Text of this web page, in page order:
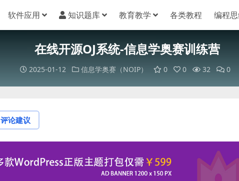
软件应用 知识题库 教育教学 各类教程 编程
在线开源OJ系统-信息学奥赛训练营
2025-01-12 信息学奥赛（NOIP） 0 0 32 0
评论建议